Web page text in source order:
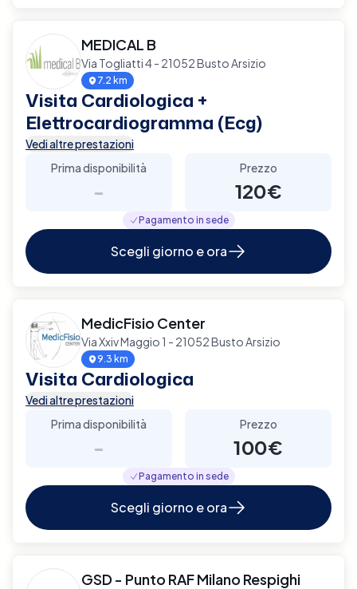
MEDICAL B
Via Togliatti 4 - 21052 Busto Arsizio
7.2 km
Visita Cardiologica +
Elettrocardiogramma (Ecg)
Vedi altre prestazioni
Prima disponibilità
-
Prezzo
120€
Pagamento in sede
Scegli giorno e ora
MedicFisio Center
Via Xxiv Maggio 1 - 21052 Busto Arsizio
9.3 km
Visita Cardiologica
Vedi altre prestazioni
Prima disponibilità
-
Prezzo
100€
Pagamento in sede
Scegli giorno e ora
GSD - Punto RAF Milano Respighi